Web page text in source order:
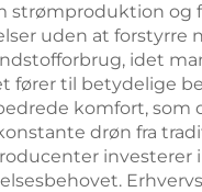
strømproduktion
uden at
idet
fører til betydelige
komfort,
drøn fra